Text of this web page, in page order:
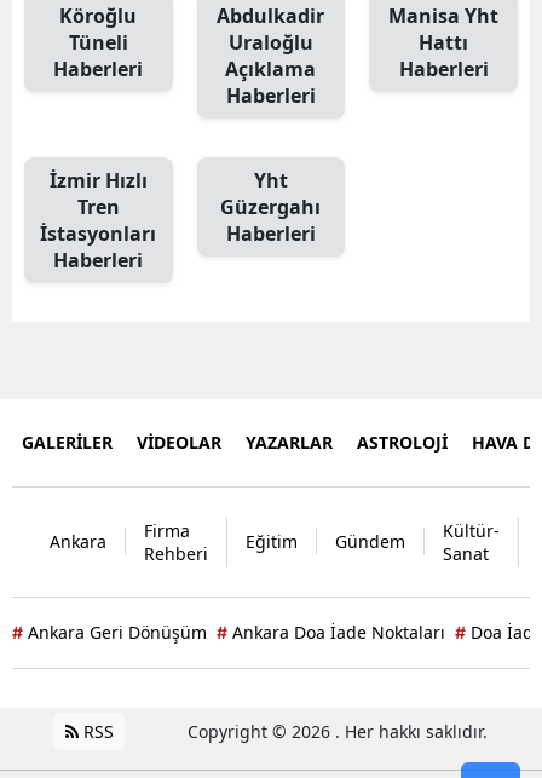
Köroğlu
Tüneli
Haberleri
Abdulkadir
Uraloğlu
Açıklama
Haberleri
Manisa Yht
Hattı
Haberleri
İzmir Hızlı
Tren
İstasyonları
Haberleri
Yht
Güzergahı
Haberleri
GALERİLER VİDEOLAR YAZARLAR ASTROLOJİ HAVA
Ankara
Firma
Rehberi
Eğitim Gündem
Kültür-
Sanat
# Ankara Geri Dönüşüm # Ankara Doa İade Noktaları # Doa
RSS Copyright © 2026 . Her hakkı saklıdır.